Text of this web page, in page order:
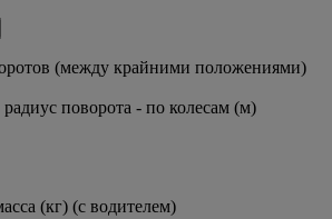
(между крайними положениями)
поворота - по колесам (м)
(кг) (с водителем)